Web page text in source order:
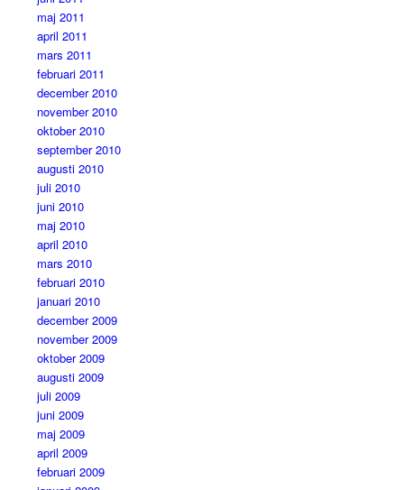
maj 2011
april 2011
mars 2011
februari 2011
december 2010
november 2010
oktober 2010
september 2010
augusti 2010
juli 2010
juni 2010
maj 2010
april 2010
mars 2010
februari 2010
januari 2010
december 2009
november 2009
oktober 2009
augusti 2009
juli 2009
juni 2009
maj 2009
april 2009
februari 2009